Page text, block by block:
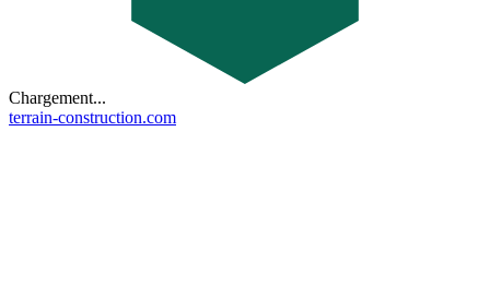
Chargement...
terrain-construction.com